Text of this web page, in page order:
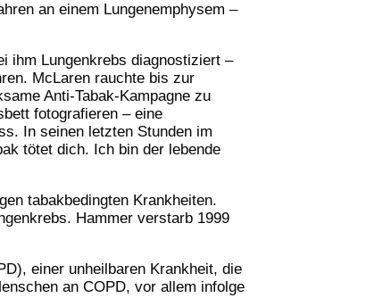
an einem Lungenemphysem –
ihm Lungenkrebs diagnostiziert –
McLaren rauchte bis zur
Anti-Tabak-Kampagne zu
fotografieren – eine
In seinen letzten Stunden im
tötet dich. Ich bin der lebende
tabakbedingten Krankheiten.
Hammer verstarb 1999
einer unheilbaren Krankheit, die
an COPD, vor allem infolge